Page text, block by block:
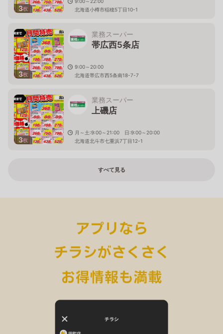
3枚
北海道小樽市稲穂5丁目10-1
3枚
業務スーパー
帯広西5条店
9:00～20:00
北海道帯広市西5条南18-7-7
3枚
業務スーパー
上磯店
月～土:9:00～21:00 日:9:00～20:00
北海道北斗市七重浜7丁目12-1
すべて見る